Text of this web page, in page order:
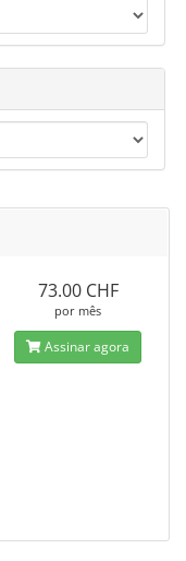
73.00 CHF
por mês
Assinar agora